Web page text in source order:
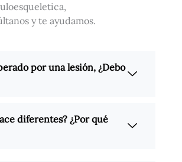
y te ayudamos.
por una lesión, ¿Debo
diferentes? ¿Por qué